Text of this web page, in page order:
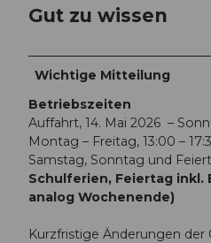
Gut zu wissen
Wichtige Mitteilung
Betriebszeiten
Auffahrt, 14. Mai 2026 –
Montag – Freitag, 13:00 –
Samstag, Sonntag und
Schulferien, Feiertag inkl.
analog Wochenende)
Kurzfristige Änderungen der